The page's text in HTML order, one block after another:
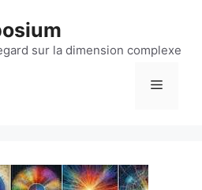
sur la dimension complexe
Menu